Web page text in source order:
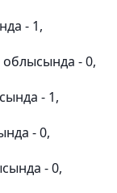
- 1,
облысында - 0,
- 1,
- 0,
- 0,